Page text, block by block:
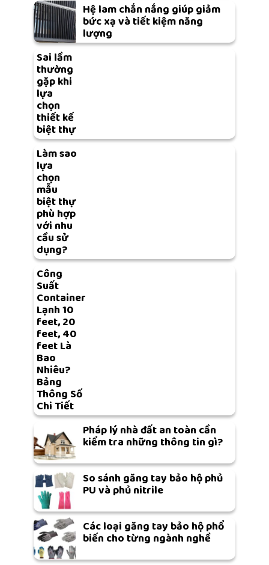
Hệ lam chắn nắng giúp giảm
bức xạ và tiết kiệm năng
lượng
Sai lầm
thường
gặp khi
lựa
chọn
thiết kế
biệt thự
Làm sao
lựa
chọn
mẫu
biệt thự
phù hợp
với nhu
cầu sử
dụng?
Công
Suất
Container
Lạnh 10
feet, 20
feet, 40
feet Là
Bao
Nhiêu?
Bảng
Thông Số
Chi Tiết
Pháp lý nhà đất an toàn cần
kiểm tra những thông tin gì?
So sánh găng tay bảo hộ phủ
PU và phủ nitrile
Các loại găng tay bảo hộ phổ
biến cho từng ngành nghề